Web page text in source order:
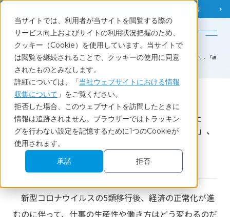
当サイトでは、利用者が当サイトを閲覧する際の
サービス向上およびサイトの利用状況把握のため、
クッキー（Cookie）を使用しています。当サイトで
は閲覧を継続されることで、クッキーの使用に同意
されたものとみなします。
詳細については、「当社ウェブサイトにおける情報
収集について 」をご覧ください。
拒否した場合、このウェブサイトを訪問したときに
情報は追跡されません。ブラウザーではトラッキン
グを行わない設定を記憶するために1つのCookieが
使用されます。
承諾
拒否
お役立ち情報を探す
English
日経読者に聞く｜新型コロナ５類移行後「生産性上がった」2割 －「コミュニケーションとりやすい」、「通
勤時間増で負担」の声－
Report
日経読者に聞く｜新型コロナ５類移行後「生産性上
がった」2割 －「コミュニケーションとりやすい」、
「通勤時間増で負担」の声－
BtoB
新型コロナウイルスの5類移行後、経済の正常化が進
むのに伴って、仕事の生産性や働き方はどう変わるのだ